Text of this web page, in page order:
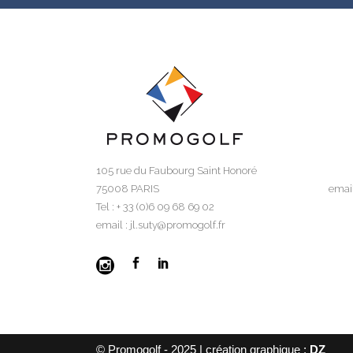
105 rue du Faubourg Saint Honoré
75008 PARIS
Tel : + 33 (0)6 09 68 69 02
email : jl.suty@promogolf.fr
© Promogolf - 2025 | création graphique : DZ